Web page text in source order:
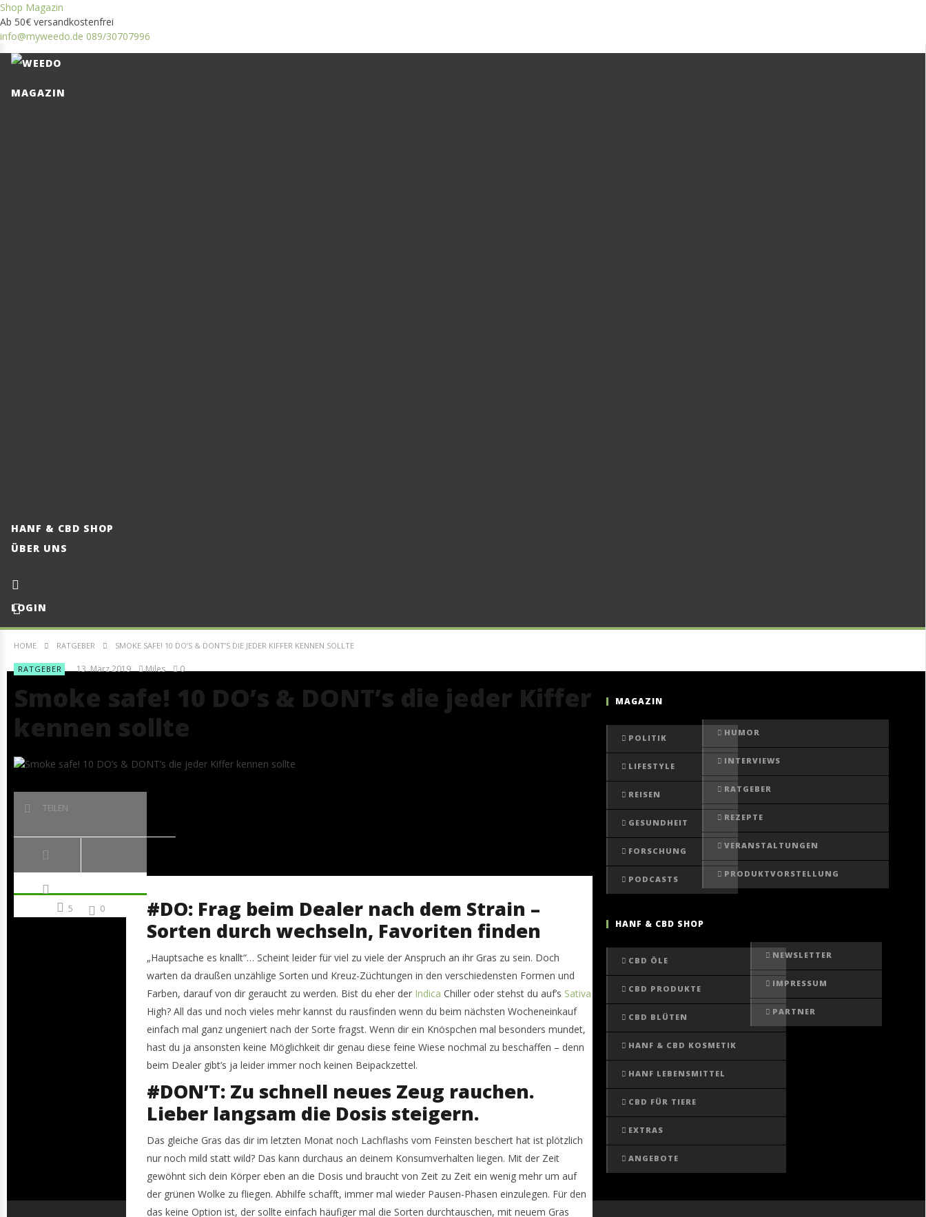
Shop Magazin
Ab 50€ versandkostenfrei
info@myweedo.de 089/30707996
MAGAZIN
HANF & CBD SHOP
ÜBER UNS
LOGIN
HOME RATGEBER SMOKE SAFE! 10 DO’S & DONT’S DIE JEDER KIFFER KENNEN SOLLTE
RATGEBER 13. März 2019 Miles 0
Smoke safe! 10 DO’s & DONT’s die jeder Kiffer
kennen sollte
TEILEN
5 0
#DO: Frag beim Dealer nach dem Strain –
Sorten durch wechseln, Favoriten finden
„Hauptsache es knallt“… Scheint leider für viel zu viele der Anspruch an ihr Gras zu sein. Doch
warten da draußen unzählige Sorten und Kreuz-Züchtungen in den verschiedensten Formen und
Farben, darauf von dir geraucht zu werden. Bist du eher der Indica Chiller oder stehst du auf’s Sativa
High? All das und noch vieles mehr kannst du rausfinden wenn du beim nächsten Wocheneinkauf
einfach mal ganz ungeniert nach der Sorte fragst. Wenn dir ein Knöspchen mal besonders mundet,
hast du ja ansonsten keine Möglichkeit dir genau diese feine Wiese nochmal zu beschaffen – denn
beim Dealer gibt’s ja leider immer noch keinen Beipackzettel.
#DON’T: Zu schnell neues Zeug rauchen.
Lieber langsam die Dosis steigern.
Das gleiche Gras das dir im letzten Monat noch Lachflashs vom Feinsten beschert hat ist plötzlich
nur noch mild statt wild? Das kann durchaus an deinem Konsumverhalten liegen. Mit der Zeit
gewöhnt sich dein Körper eben an die Dosis und braucht von Zeit zu Zeit ein wenig mehr um auf
der grünen Wolke zu fliegen. Abhilfe schafft, immer mal wieder Pausen-Phasen einzulegen. Für den
das keine Option ist, der sollte einfach häufiger mal die Sorten durchtauschen, mit neuem Gras
MAGAZIN
POLITIK
LIFESTYLE
REISEN
GESUNDHEIT
FORSCHUNG
PODCASTS
HUMOR
INTERVIEWS
RATGEBER
REZEPTE
VERANSTALTUNGEN
PRODUKTVORSTELLUNG
HANF & CBD SHOP
CBD ÖLE
CBD PRODUKTE
CBD BLÜTEN
HANF & CBD KOSMETIK
HANF LEBENSMITTEL
CBD FÜR TIERE
EXTRAS
ANGEBOTE
NEWSLETTER
IMPRESSUM
PARTNER